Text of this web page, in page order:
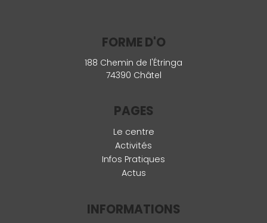
FORME D'O
188 Chemin de l'Étringa
74390 Châtel
PAGES
Le centre
Activités
Infos Pratiques
Actus
INFORMATIONS